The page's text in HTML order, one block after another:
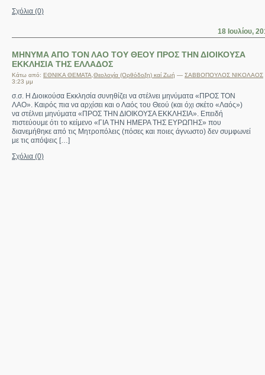
Σχόλια (0)
18 Ιουλίου,
ΜΗΝΥΜΑ ΑΠΟ ΤΟΝ ΛΑΟ ΤΟΥ ΘΕΟΥ ΠΡΟΣ ΤΗΝ ΔΙΟΙΚΟΥΣΑ
ΕΚΚΛΗΣΙΑ ΤΗΣ ΕΛΛΑΔΟΣ
Κάτω από: ΕΘΝΙΚΑ ΘΕΜΑΤΑ Θεολογία (Ορθόδοξη) καί Ζωή — ΣΑΒΒΟΠΟΥΛΟΣ ΝΙΚΟΛΑΟΣ
3:23 μμ
σ.σ. Η Διοικούσα Εκκλησία συνηθίζει να στέλνει μηνύματα «ΠΡΟΣ ΤΟΝ
ΛΑΟ». Καιρός πια να αρχίσει και ο Λαός του Θεού (και όχι σκέτο «Λαός»)
να στέλνει μηνύματα «ΠΡΟΣ ΤΗΝ ΔΙΟΙΚΟΥΣΑ ΕΚΚΛΗΣΙΑ». Επειδή
πιστεύουμε ότι το κείμενο «ΓΙΑ ΤΗΝ ΗΜΕΡΑ ΤΗΣ ΕΥΡΩΠΗΣ» που
διανεμήθηκε από τις Μητροπόλεις (πόσες και ποιες άγνωστο) δεν συμφωνεί
με τις απόψεις […]
Σχόλια (0)